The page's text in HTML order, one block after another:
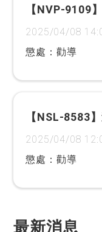
【NVP-9109
2025/04/08
懲處：勸導
【NSL-8583
2025/04/08
懲處：勸導
最新消息